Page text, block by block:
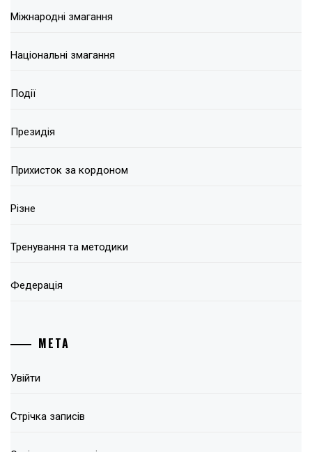
Міжнародні змагання
Національні змагання
Події
Президія
Прихисток за кордоном
Різне
Тренування та методики
Федерація
МЕТА
Увійти
Стрічка записів